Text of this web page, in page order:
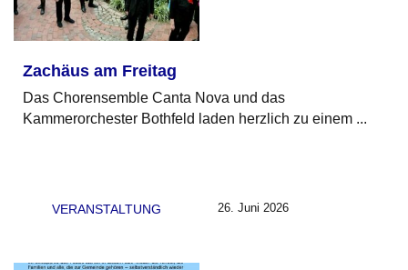
Zachäus am Freitag
Das Chorensemble Canta Nova und das
Kammerorchester Bothfeld laden herzlich zu einem ...
VERANSTALTUNG 26. Juni 2026